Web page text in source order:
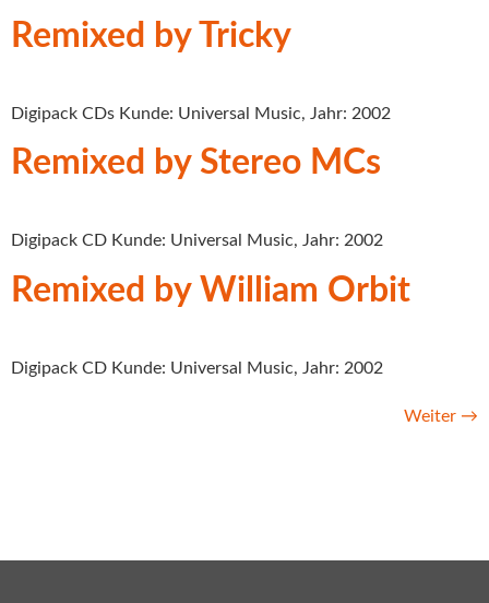
Remixed by Tricky
Digipack CDs Kunde: Universal Music, Jahr: 2002
Remixed by Stereo MCs
Digipack CD Kunde: Universal Music, Jahr: 2002
Remixed by William Orbit
Digipack CD Kunde: Universal Music, Jahr: 2002
Weiter →